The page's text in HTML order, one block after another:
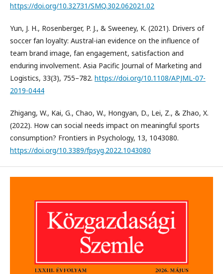
https://doi.org/10.32731/SMQ.302.062021.02
Yun, J. H., Rosenberger, P. J., & Sweeney, K. (2021). Drivers of
soccer fan loyalty: Austral-ian evidence on the influence of
team brand image, fan engagement, satisfaction and
enduring involvement. Asia Pacific Journal of Marketing and
Logistics, 33(3), 755–782. https://doi.org/10.1108/APJML-07-
2019-0444
Zhigang, W., Kai, G., Chao, W., Hongyan, D., Lei, Z., & Zhao, X.
(2022). How can social needs impact on meaningful sports
consumption? Frontiers in Psychology, 13, 1043080.
https://doi.org/10.3389/fpsyg.2022.1043080